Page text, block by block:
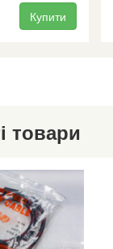
Купити
товари